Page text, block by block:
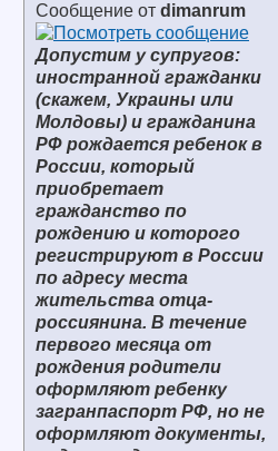
Сообщение от dimanrum
Допустим у супругов:
иностранной гражданки
(скажем, Украины или
Молдовы) и гражданина
РФ рождается ребенок в
России, который
приобретает
гражданство по
рождению и которого
регистрируют в России
по адресу места
жительства отца-
россиянина. В течение
первого месяца от
рождения родители
оформляют ребенку
загранпаспорт РФ, но не
оформляют документы,